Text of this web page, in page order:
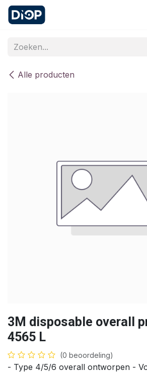
Overslaan naar inhoud
Alle producten
3M disposable overall
4565 L
(0 beoordeling)
- Type 4/5/6 overall ontworpen -